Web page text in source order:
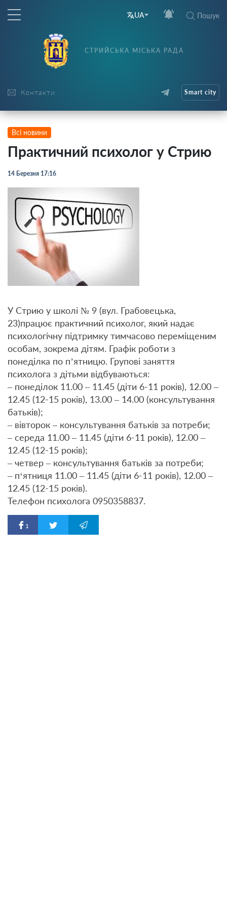
UA Пошук
Контакти
СТРИЙСЬКА МІСЬКА РАДА
Smart city
1
Всі новини
Практичний психолог у Стрию
14 Березня 17:16
У Стрию у школі № 9 (вул. Грабовецька,
23)працює практичний психолог, який надає
психологічну підтримку тимчасово переміщеним
особам, зокрема дітям. Графік роботи з
понеділка по п’ятницю. Групові заняття
психолога з дітьми відбуваються:
– понеділок 11.00 – 11.45 (діти 6-11 років), 12.00 –
12.45 (12-15 років), 13.00 – 14.00 (консультування
батьків);
– вівторок – консультування батьків за потреби;
– середа 11.00 – 11.45 (діти 6-11 років), 12.00 –
12.45 (12-15 років);
– четвер – консультування батьків за потреби;
– п‘ятниця 11.00 – 11.45 (діти 6-11 років), 12.00 –
12.45 (12-15 років).
Телефон психолога 0950358837.